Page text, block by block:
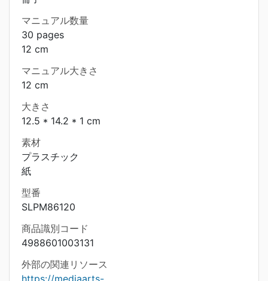
マニュアル数量
30 pages
12 cm
マニュアル大きさ
12 cm
大きさ
12.5 * 14.2 * 1 cm
素材
プラスチック
紙
型番
SLPM86120
商品識別コード
4988601003131
外部の関連リソース
https://mediaarts-